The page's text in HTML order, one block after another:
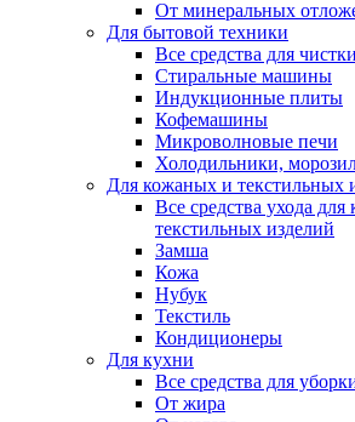
От минеральных
Для бытовой техники
Все средства для
Стиральные машины
Индукционные плиты
Кофемашины
Микроволновые печи
Холодильники,
Для кожаных и текстильных
Все средства ухода
текстильных изделий
Замша
Кожа
Нубук
Текстиль
Кондиционеры
Для кухни
Все средства для
От жира